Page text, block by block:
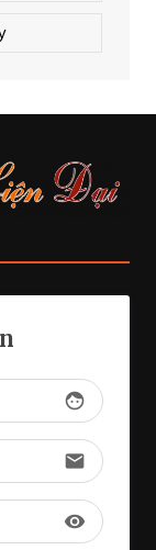
face
email
visibility